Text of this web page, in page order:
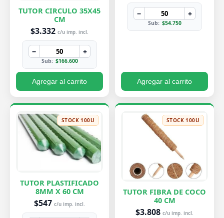
TUTOR CIRCULO 35X45
CM
$3.332 c/u imp. incl.
− +
Sub: $166.600
Agregar al carrito
− +
Sub: $54.750
Agregar al carrito
STOCK 100U
TUTOR PLASTIFICADO
8MM X 60 CM
$547 c/u imp. incl.
STOCK 100U
TUTOR FIBRA DE COCO
40 CM
$3.808 c/u imp. incl.